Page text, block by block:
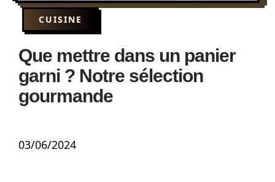
CUISINE
Que mettre dans un panier
garni ? Notre sélection
gourmande
03/06/2024